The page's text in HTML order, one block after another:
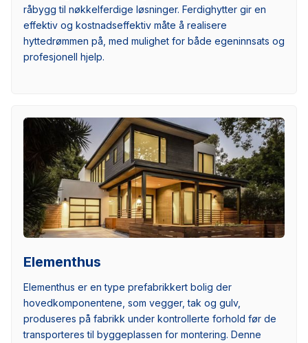
råbygg til nøkkelferdige løsninger. Ferdighytter gir en
effektiv og kostnadseffektiv måte å realisere
hyttedrømmen på, med mulighet for både egeninnsats og
profesjonell hjelp.
Elementhus
Elementhus er en type prefabrikkert bolig der
hovedkomponentene, som vegger, tak og gulv,
produseres på fabrikk under kontrollerte forhold før de
transporteres til byggeplassen for montering. Denne